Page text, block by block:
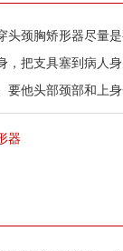
颈胸矫形器尽量是
，把支具塞到病人
要他头部颈部和上身
器